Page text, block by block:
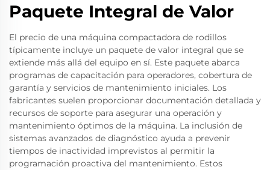
Paquete Integral de Valor
El precio de una máquina compactadora de rodillos
típicamente incluye un paquete de valor integral que se
extiende más allá del equipo en sí. Este paquete abarca
programas de capacitación para operadores, cobertura de
garantía y servicios de mantenimiento iniciales. Los
fabricantes suelen proporcionar documentación detallada y
recursos de soporte para asegurar una operación y
mantenimiento óptimos de la máquina. La inclusión de
sistemas avanzados de diagnóstico ayuda a prevenir
tiempos de inactividad imprevistos al permitir la
programación proactiva del mantenimiento. Estos